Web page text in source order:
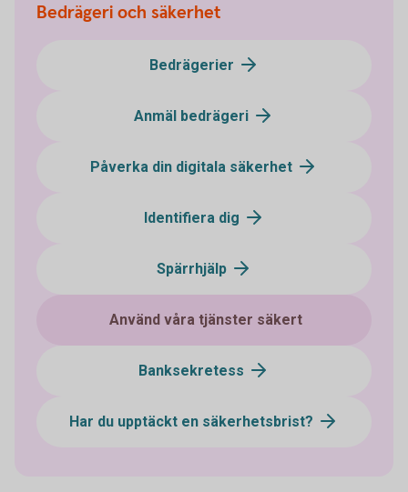
Bedrägeri och säkerhet
Bedrägerier
Anmäl bedrägeri
Påverka din digitala säkerhet
Identifiera dig
Spärrhjälp
Använd våra tjänster säkert
Banksekretess
Har du upptäckt en säkerhetsbrist?